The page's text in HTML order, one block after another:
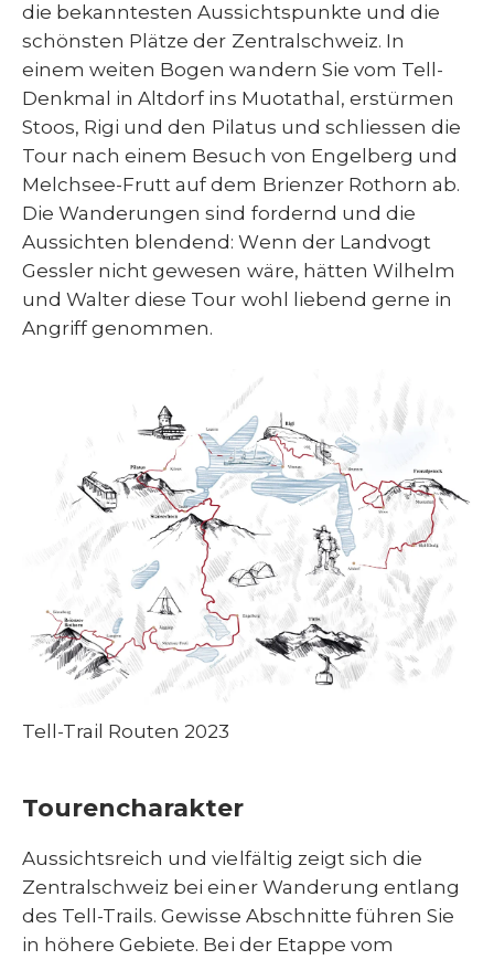
die bekanntesten Aussichtspunkte und die
schönsten Plätze der Zentralschweiz. In
einem weiten Bogen wandern Sie vom Tell-
Denkmal in Altdorf ins Muotathal, erstürmen
Stoos, Rigi und den Pilatus und schliessen die
Tour nach einem Besuch von Engelberg und
Melchsee-Frutt auf dem Brienzer Rothorn ab.
Die Wanderungen sind fordernd und die
Aussichten blendend: Wenn der Landvogt
Gessler nicht gewesen wäre, hätten Wilhelm
und Walter diese Tour wohl liebend gerne in
Angriff genommen.
Tell-Trail Routen 2023
Tourencharakter
Aussichtsreich und vielfältig zeigt sich die
Zentralschweiz bei einer Wanderung entlang
des Tell-Trails. Gewisse Abschnitte führen Sie
in höhere Gebiete. Bei der Etappe vom